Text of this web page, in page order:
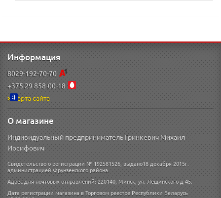
Информация
8029-192-70-70
+375 29 858-00-18
Карта сайта
О магазине
Индивидуальный предприниматель Гринкевич Михаил
Иосифович
Свидетельство о регистрации № 192581526, выдано18 декабря 2015г.
администрацией Фрунзенского района.
Адрес для почтовых отправлений: 220140, Минск, ул. Лещинского д 45.
Дата регистрации магазина в Торговом реестре Республики Беларусь